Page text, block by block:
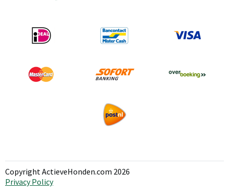
Copyright ActieveHonden.com 2026
Privacy Policy